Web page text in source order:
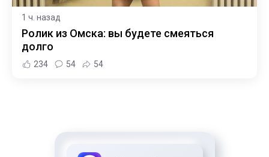
1 ч. назад
Ролик из Омска: вы будете смеяться
долго
234 54 54